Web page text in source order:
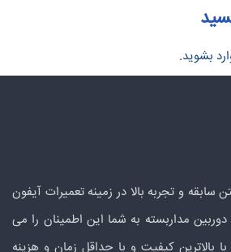
بشوید.
سابقه و تجربه بالا در زمینه تعمیرات آیفون
مداربسته به شما این اطمینان را می
بالاترین کیفیت و با حداقل زمان و هزینه